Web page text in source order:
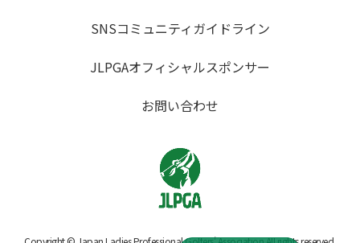
SNSコミュニティガイドライン
JLPGAオフィシャルスポンサー
お問い合わせ